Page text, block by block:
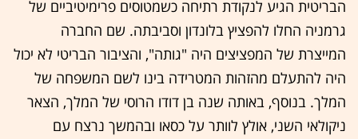
הבריטית הגיע לנקודת רתיחה כשמטוסים פרימיטיביים של
גרמניה החלו להפציץ בלונדון וסביבתה. שם החברה
המייצרת של המפציצים היה "גותה", והציבור הבריטי לא יכול
היה להתעלם מהזהות המטרידה בינו לשם המשפחה של
המלך. בנוסף, באותה שנה בן דודו הרוסי של המלך, הצאר
ניקולאי השני, אולץ לוותר על כסאו ובהמשך נרצח עם